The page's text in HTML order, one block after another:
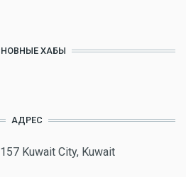
ХАБЫ
АДРЕС
Kuwait City, Kuwait